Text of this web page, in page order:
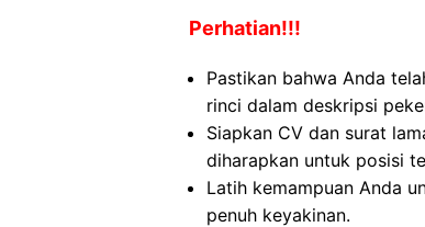
Perhatian!!!
Pastikan bahwa Anda
rinci dalam deskripsi
Siapkan CV dan surat
diharapkan untuk posisi
Latih kemampuan Anda
penuh keyakinan.